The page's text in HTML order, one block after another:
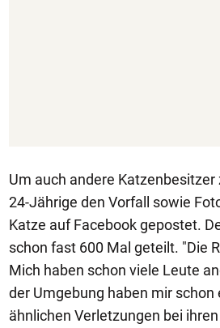
Um auch andere Katzenbesitzer
24-Jährige den Vorfall sowie
Katze auf Facebook gepostet.
schon fast 600 Mal geteilt. "Die
Mich haben schon viele Leute
der Umgebung haben mir schon
ähnlichen Verletzungen bei